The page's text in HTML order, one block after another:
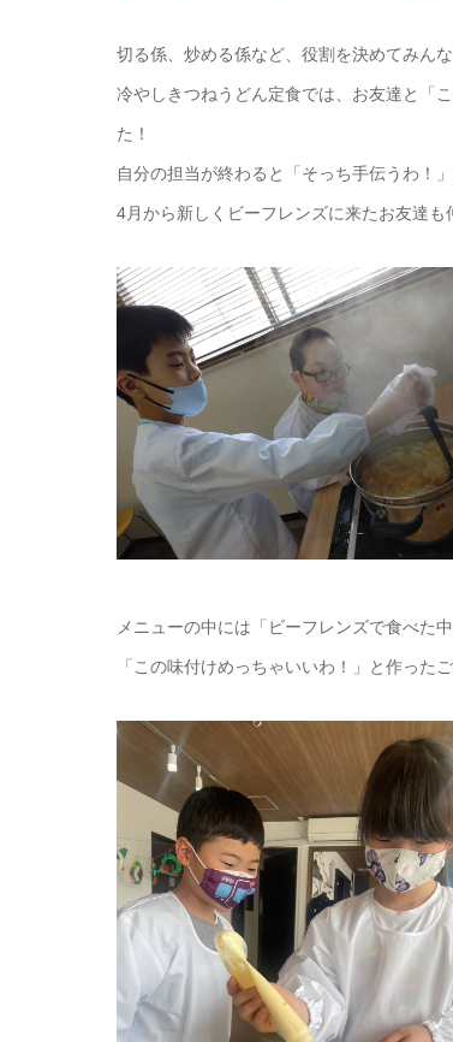
切る係、炒める係など、役割を決めてみん
冷やしきつねうどん定食では、お友達と「
た！
自分の担当が終わると「そっち手伝うわ！
4月から新しくビーフレンズに来たお友達
メニューの中には「ビーフレンズで食べた
「この味付けめっちゃいいわ！」と作った